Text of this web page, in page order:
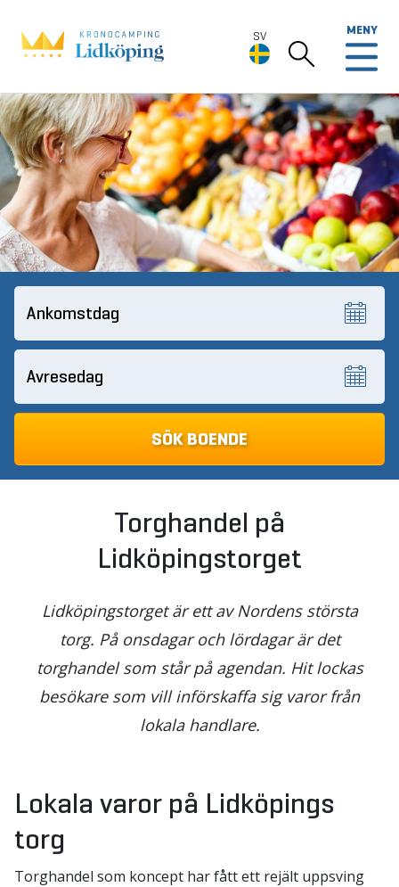
SV
SV
Deutsch
English
MENY
Torghandel på
Lidköpingstorget
Lidköpingstorget är ett av Nordens största
torg. På onsdagar och lördagar är det
torghandel som står på agendan. Hit lockas
besökare som vill införskaffa sig varor från
lokala handlare.
Lokala varor på Lidköpings
torg
Torghandel som koncept har fått ett rejält uppsving